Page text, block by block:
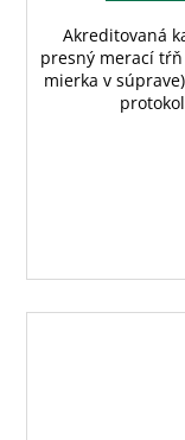
Akreditovaná
presný merací tŕň
mierka v